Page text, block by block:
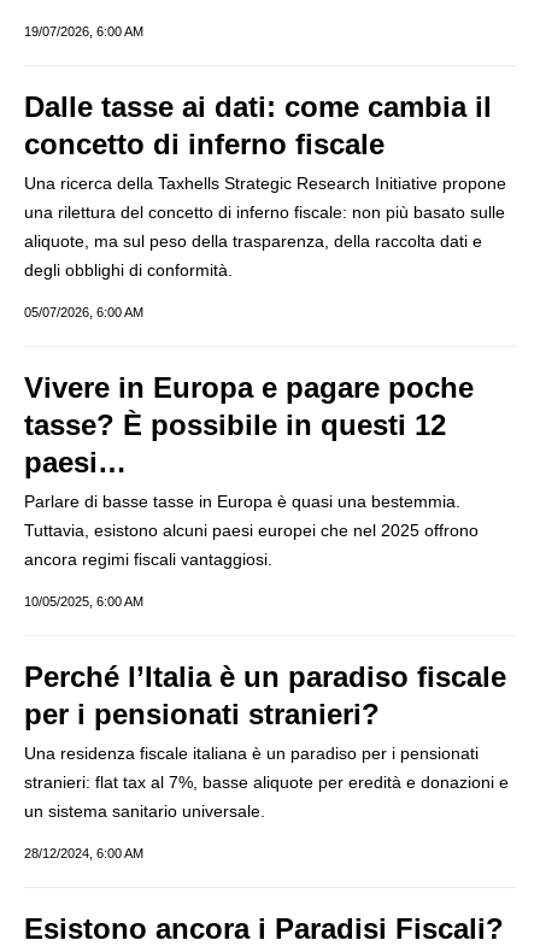
19/07/2026, 6:00 AM
Dalle tasse ai dati: come cambia il
concetto di inferno fiscale
Una ricerca della Taxhells Strategic Research Initiative propone
una rilettura del concetto di inferno fiscale: non più basato sulle
aliquote, ma sul peso della trasparenza, della raccolta dati e
degli obblighi di conformità.
05/07/2026, 6:00 AM
Vivere in Europa e pagare poche
tasse? È possibile in questi 12
paesi…
Parlare di basse tasse in Europa è quasi una bestemmia.
Tuttavia, esistono alcuni paesi europei che nel 2025 offrono
ancora regimi fiscali vantaggiosi.
10/05/2025, 6:00 AM
Perché l’Italia è un paradiso fiscale
per i pensionati stranieri?
Una residenza fiscale italiana è un paradiso per i pensionati
stranieri: flat tax al 7%, basse aliquote per eredità e donazioni e
un sistema sanitario universale.
28/12/2024, 6:00 AM
Esistono ancora i Paradisi Fiscali?